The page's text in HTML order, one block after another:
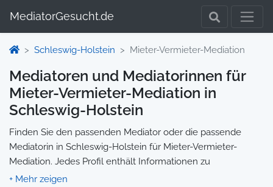
MediatorGesucht.de
Schleswig-Holstein Mieter-Vermieter-Mediation
Mediatoren und Mediatorinnen für
Mieter-Vermieter-Mediation in
Schleswig-Holstein
Finden Sie den passenden Mediator oder die passende
Mediatorin in Schleswig-Holstein für Mieter-Vermieter-
Mediation. Jedes Profil enthält Informationen zu
Qualifikationen und Spezialisierungen, sodass Sie gezielt die